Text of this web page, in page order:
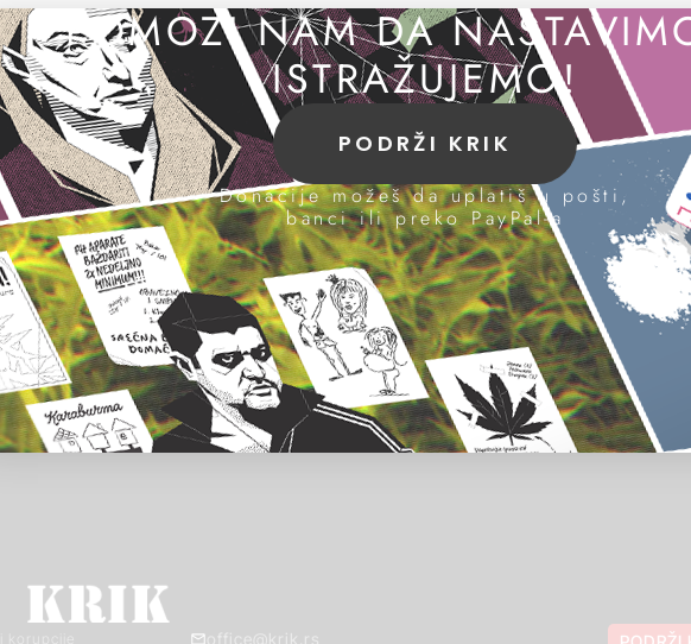
office@krik.rs
POMOZI NAM DA
ISTRAŽUJEMO!
PODRŽI KRIK
Donacije možeš da uplatiš u pošti,
banci ili preko PayPal-a